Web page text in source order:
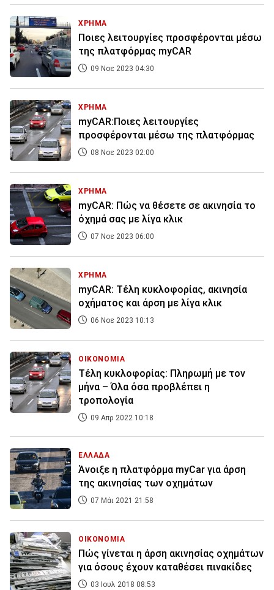
ΧΡΗΜΑ
Ποιες λειτουργίες προσφέρονται μέσω
της πλατφόρμας myCAR
09 Νοε 2023 04:30
ΧΡΗΜΑ
myCAR:Ποιες λειτουργίες
προσφέρονται μέσω της πλατφόρμας
08 Νοε 2023 02:00
ΧΡΗΜΑ
myCAR: Πώς να θέσετε σε ακινησία το
όχημά σας με λίγα κλικ
07 Νοε 2023 06:00
ΧΡΗΜΑ
myCAR: Τέλη κυκλοφορίας, ακινησία
οχήματος και άρση με λίγα κλικ
06 Νοε 2023 10:13
ΟΙΚΟΝΟΜΙΑ
Τέλη κυκλοφορίας: Πληρωμή με τον
μήνα – Όλα όσα προβλέπει η
τροπολογία
09 Απρ 2022 10:18
ΕΛΛΑΔΑ
Άνοιξε η πλατφόρμα myCar για άρση
της ακινησίας των οχημάτων
07 Μάι 2021 21:58
ΟΙΚΟΝΟΜΙΑ
Πώς γίνεται η άρση ακινησίας οχημάτων
για όσους έχουν καταθέσει πινακίδες
03 Ιουλ 2018 08:53